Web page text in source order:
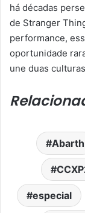
há décadas
de Stranger
performance,
oportunidade
une duas
Abarth
especial